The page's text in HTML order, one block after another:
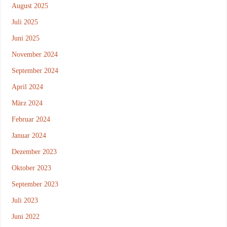
August 2025
Juli 2025
Juni 2025
November 2024
September 2024
April 2024
März 2024
Februar 2024
Januar 2024
Dezember 2023
Oktober 2023
September 2023
Juli 2023
Juni 2022